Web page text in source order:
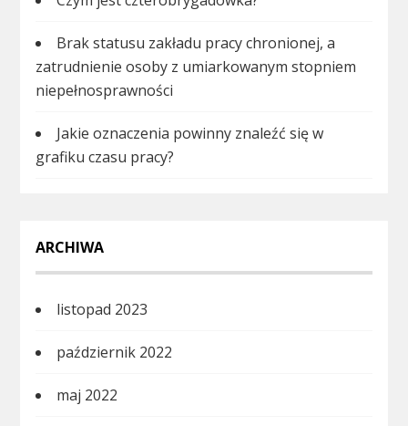
Brak statusu zakładu pracy chronionej, a
zatrudnienie osoby z umiarkowanym stopniem
niepełnosprawności
Jakie oznaczenia powinny znaleźć się w
grafiku czasu pracy?
ARCHIWA
listopad 2023
październik 2022
maj 2022